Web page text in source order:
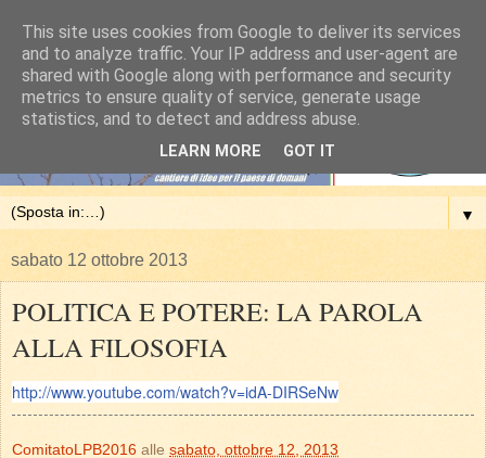
▼
sabato 12 ottobre 2013
POLITICA E POTERE: LA PAROLA
ALLA FILOSOFIA
http://www.youtube.com/watch?v=idA-DIRSeNw
ComitatoLPB2016 alle sabato, ottobre 12, 2013
This site uses cookies from Google to deliver its services
and to analyze traffic. Your IP address and user-agent are
shared with Google along with performance and security
metrics to ensure quality of service, generate usage
statistics, and to detect and address abuse.
LEARN MORE GOT IT